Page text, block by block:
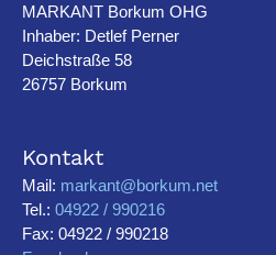
MARKANT Borkum OHG
Inhaber: Detlef Perner
Deichstraße 58
26757 Borkum
Kontakt
Mail: markant@borkum.net
Tel.: 04922 / 990216
Fax: 04922 / 990218